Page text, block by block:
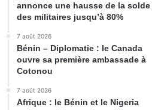
annonce une hausse de la solde
des militaires jusqu’à 80%
7 août 2026
Bénin – Diplomatie : le Canada
ouvre sa première ambassade à
Cotonou
7 août 2026
Afrique : le Bénin et le Nigeria